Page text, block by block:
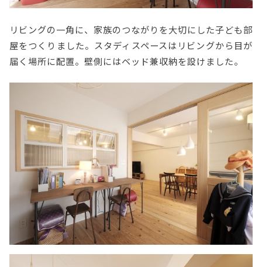
リビングの一角に、家族のつながりを大切にした子ども部
屋をつくりました。スタディスペースはリビングから目が
届く場所に配置。壁側にはベッド兼収納を設けました。